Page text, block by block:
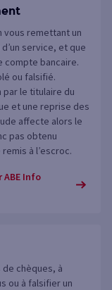
vous remettant un
service, et que
compte bancaire.
ou falsifié.
par le titulaire du
et une reprise des
affecte alors le
pas obtenu
à l’escroc.
ABE Info
chèques, à
ou à falsifier un